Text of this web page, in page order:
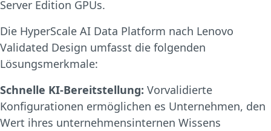
Server Edition GPUs.
Die HyperScale AI Data Platform nach Lenovo
Validated Design umfasst die folgenden
Lösungsmerkmale:
Schnelle KI-Bereitstellung: Vorvalidierte
Konfigurationen ermöglichen es Unternehmen, den
Wert ihres unternehmensinternen Wissens